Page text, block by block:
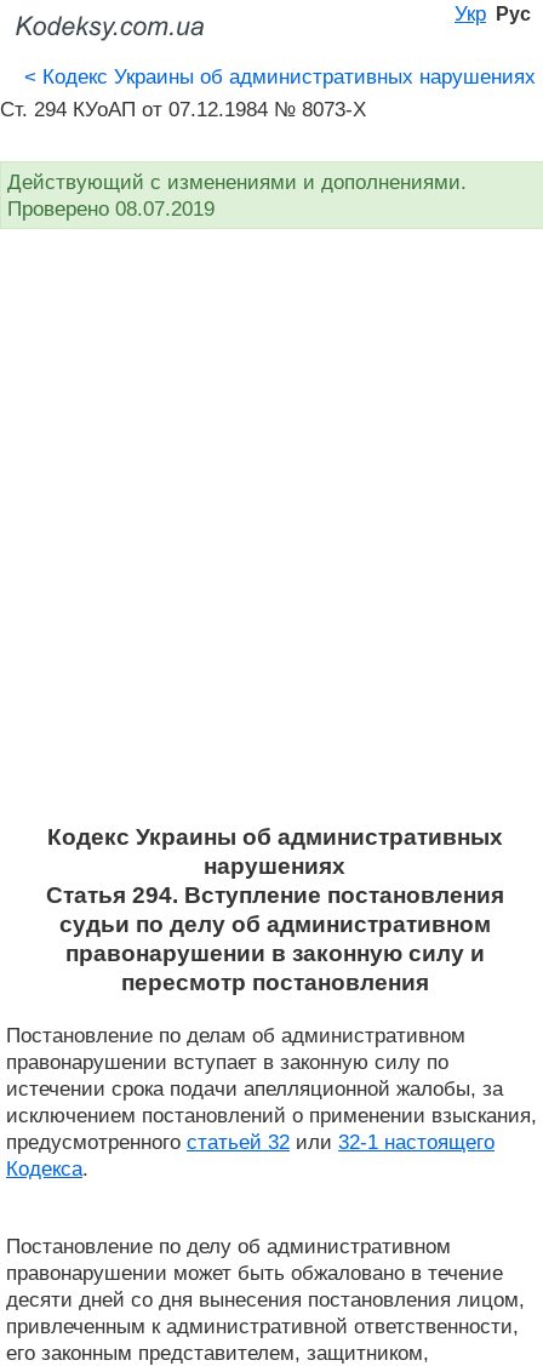
Укр Рус
< Кодекс Украины об административных нарушениях
Ст. 294 КУоАП от 07.12.1984 № 8073-X
Действующий с изменениями и дополнениями.
Проверено 08.07.2019
Кодекс Украины об административных
нарушениях
Статья 294. Вступление постановления
судьи по делу об административном
правонарушении в законную силу и
пересмотр постановления
Постановление по делам об административном
правонарушении вступает в законную силу по
истечении срока подачи апелляционной жалобы, за
исключением постановлений о применении взыскания,
предусмотренного статьей 32 или 32-1 настоящего
Кодекса.
Постановление по делу об административном
правонарушении может быть обжаловано в течение
десяти дней со дня вынесения постановления лицом,
привлеченным к административной ответственности,
его законным представителем, защитником,